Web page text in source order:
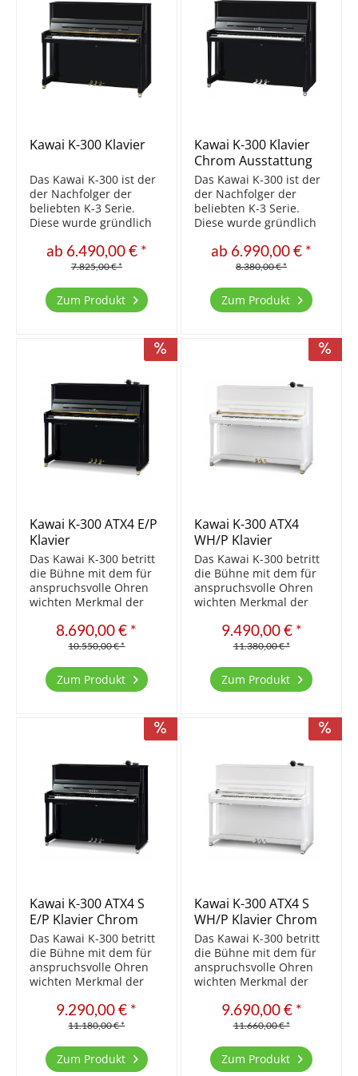
Kawai K-300 Klavier
Das Kawai K-300 ist der
der Nachfolger der
beliebten K-3 Serie.
Diese wurde gründlich
Resonanzböden wurden
im Querschnitt geändert
Bass und Diskant. Die
Schloßleiste wurde nun
ab 6.490,00 € *
7.825,00 € *
Zum Produkt
Kawai K-300 Klavier
Chrom Ausstattung
Das Kawai K-300 ist der
der Nachfolger der
beliebten K-3 Serie.
Diese wurde gründlich
Resonanzböden wurden
im Querschnitt geändert
Bass und Diskant. Die
Schloßleiste wurde nun
ab 6.990,00 € *
8.380,00 € *
Zum Produkt
Kawai K-300 ATX4 E/P
Klavier
Das Kawai K-300 betritt
die Bühne mit dem für
anspruchsvolle Ohren
wichten Merkmal der
Das Ergebnis ist ein
noch vollerer und
durch den massiven
Resonanzboden perfekt
8.690,00 € *
10.550,00 € *
Zum Produkt
Kawai K-300 ATX4
WH/P Klavier
Das Kawai K-300 betritt
die Bühne mit dem für
anspruchsvolle Ohren
wichten Merkmal der
Das Ergebnis ist ein
noch vollerer und
durch den massiven
Resonanzboden perfekt
9.490,00 € *
11.380,00 € *
Zum Produkt
Kawai K-300 ATX4 S
E/P Klavier Chrom
Ausstattung
Das Kawai K-300 betritt
die Bühne mit dem für
anspruchsvolle Ohren
wichten Merkmal der
Das Ergebnis ist ein
noch vollerer und
durch den massiven
Resonanzboden perfekt
9.290,00 € *
11.180,00 € *
Zum Produkt
Kawai K-300 ATX4 S
WH/P Klavier Chrom
Ausstattung
Das Kawai K-300 betritt
die Bühne mit dem für
anspruchsvolle Ohren
wichten Merkmal der
Das Ergebnis ist ein
noch vollerer und
durch den massiven
Resonanzboden perfekt
9.690,00 € *
11.660,00 € *
Zum Produkt